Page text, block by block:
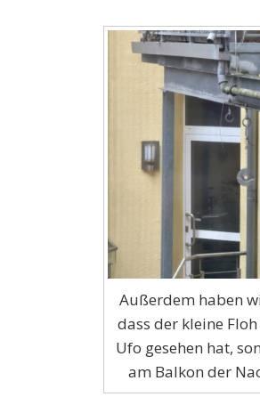
Außerdem haben
dass der kleine
Ufo gesehen hat,
am Balkon der